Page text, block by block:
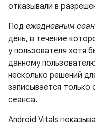
отказывали в
Под ежедневным
день, в течение
у пользователя хотя
данному
несколько решений
записывается только
сеанса.
Android Vitals